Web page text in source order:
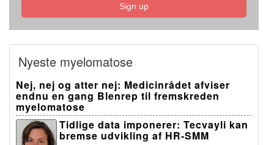
Sign up
Nyeste myelomatose
Nej, nej og atter nej: Medicinrådet afviser
endnu en gang Blenrep til fremskreden
myelomatose
Tidlige data imponerer: Tecvayli kan
bremse udvikling af HR-SMM